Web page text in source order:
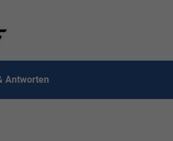
Antworten